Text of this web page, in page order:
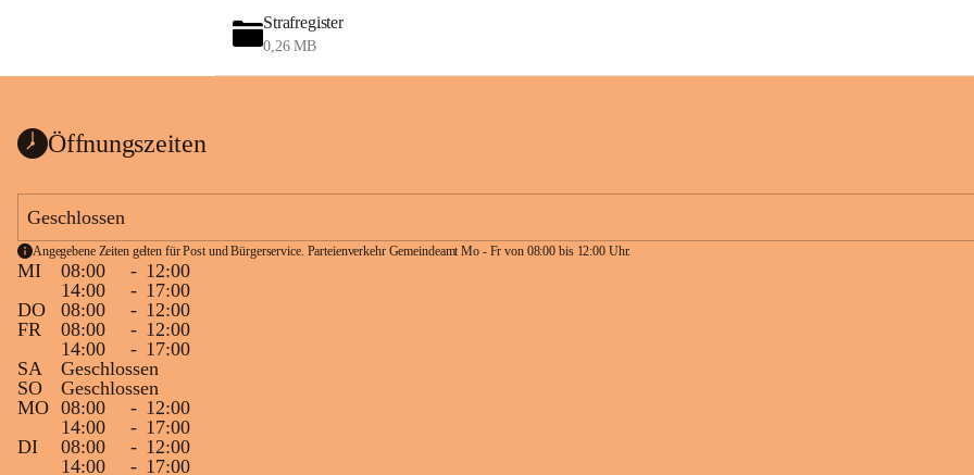
Strafregister
0,26 MB
Öffnungszeiten
Geschlossen
Angegebene Zeiten gelten für Post und Bürgerservice. Parteienverkehr Gemeindeamt Mo - Fr von 08:00 bis 12:00 Uhr.
MI 08:00 - 12:00
14:00
- 17:00
DO
08:00 - 12:00
FR
08:00 - 12:00
14:00
- 17:00
SA
Geschlossen
SO
Geschlossen
MO 08:00 - 12:00
14:00
- 17:00
DI
08:00 - 12:00
14:00
- 17:00